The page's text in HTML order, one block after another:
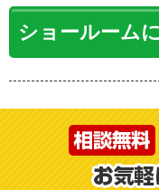
ショールーム